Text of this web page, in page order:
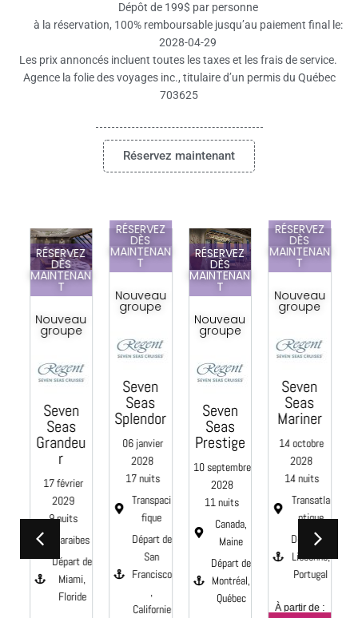
Dépôt de 199$ par personne
à la réservation, 100% remboursable jusqu’au paiement final le:
2028-04-29
Les prix annoncés incluent toutes les taxes et les frais de service.
Agence la folie des voyages inc., titulaire d’un permis du Québec
703625
Réservez maintenant
RÉSERVEZ
DÈS
MAINTENAN
T
Nouveau
groupe
Seven
Seas
Grandeu
r
17 février
2029
9 nuits
Caraibes
Départ de
Miami,
Floride
RÉSERVEZ
DÈS
MAINTENAN
T
Nouveau
groupe
Seven
Seas
Splendor
06 janvier
2028
17 nuits
Transpaci
fique
Départ de
San
Francisco
,
Californie
RÉSERVEZ
DÈS
MAINTENAN
T
Nouveau
groupe
Seven
Seas
Prestige
10 septembre
2028
11 nuits
Canada,
Maine
Départ de
Montréal,
Québec
RÉSERVEZ
DÈS
MAINTENAN
T
Nouveau
groupe
Seven
Seas
Mariner
14 octobre
2028
14 nuits
Transatla
ntique
Départ de
Lisbonne,
Portugal
À partir de :